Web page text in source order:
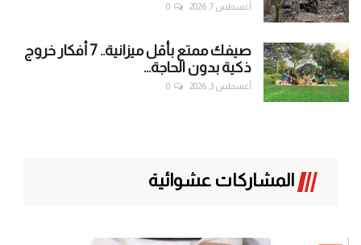
أغسطس 7, 2026 0
صيفك ممتع بأقل ميزانية.. 7 أفكار خروج
ذكية بدون الحاجة...
أغسطس 3, 2026 0
المشاركات عشوائية